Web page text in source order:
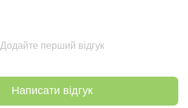
Додайте перший відгук
Написати відгук